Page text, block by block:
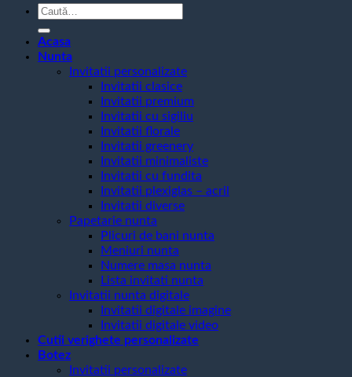
Caută
după:
Acasa
Nunta
Invitatii personalizate
Invitatii clasice
Invitatii premium
Invitatii cu sigiliu
Invitatii florale
Invitatii greenery
Invitatii minimaliste
Invitatii cu fundita
Invitatii plexiglas – acril
Invitatii diverse
Papetarie nunta
Plicuri de bani nunta
Meniuri nunta
Numere masa nunta
Lista invitati nunta
Invitatii nunta digitale
Invitatii digitale imagine
Invitatii digitale video
Cutii verighete personalizate
Botez
Invitatii personalizate